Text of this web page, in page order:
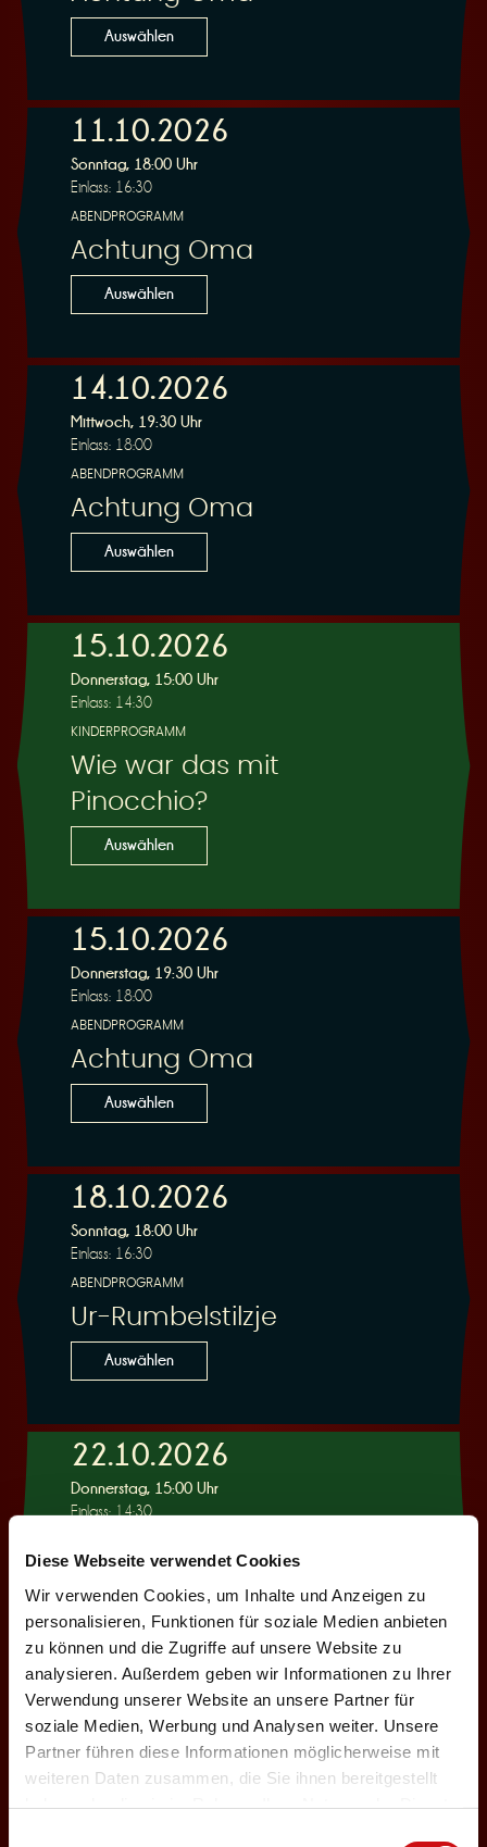
Diese Webseite verwendet Cookies
Wir verwenden Cookies, um Inhalte und Anzeigen zu
personalisieren, Funktionen für soziale Medien anbieten
zu können und die Zugriffe auf unsere Website zu
analysieren. Außerdem geben wir Informationen zu Ihrer
Verwendung unserer Website an unsere Partner für
soziale Medien, Werbung und Analysen weiter. Unsere
Partner führen diese Informationen möglicherweise mit
weiteren Daten zusammen, die Sie ihnen bereitgestellt
n
g
Auswählen
11.10.2026
Sonntag, 18:00 Uhr
Einlass: 16:30
ABENDPROGRAMM
Achtung Oma
Auswählen
14.10.2026
Mittwoch, 19:30 Uhr
Einlass: 18:00
ABENDPROGRAMM
Achtung Oma
Auswählen
15.10.2026
Donnerstag, 15:00 Uhr
Einlass: 14:30
KINDERPROGRAMM
Wie war das mit
Pinocchio?
Auswählen
15.10.2026
Donnerstag, 19:30 Uhr
Einlass: 18:00
ABENDPROGRAMM
Achtung Oma
Auswählen
18.10.2026
Sonntag, 18:00 Uhr
Einlass: 16:30
ABENDPROGRAMM
Ur-Rumbelstilzje
Auswählen
22.10.2026
Donnerstag, 15:00 Uhr
Einlass: 14:30
Wie war das mit
Pinocchio?
Auswählen
22.10.2026
Donnerstag, 19:30 Uhr
Einlass: 18:00